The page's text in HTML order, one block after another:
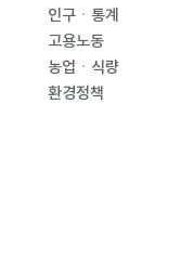
인구ㆍ통계
고용노동
농업ㆍ식량
환경정책